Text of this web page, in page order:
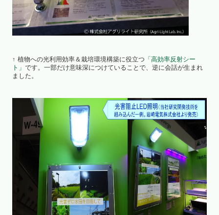
↑ 植物への光利用効率＆栽培環境構築に役立つ 「高効率反射シー
ト」 です。一部だけ意味深につけていることで、逆に会話が生まれ
ました。